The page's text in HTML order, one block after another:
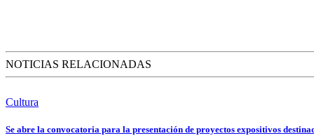
NOTICIAS RELACIONADAS
Cultura
Se abre la convocatoria para la presentación de proyectos expositivos